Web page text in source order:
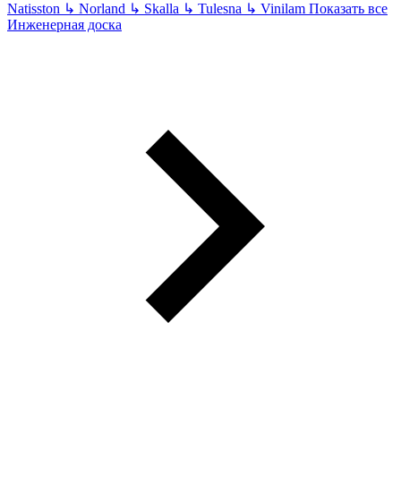
Natisston ↳ Norland ↳ Skalla ↳ Tulesna ↳ Vinilam Показать все
Инженерная доска